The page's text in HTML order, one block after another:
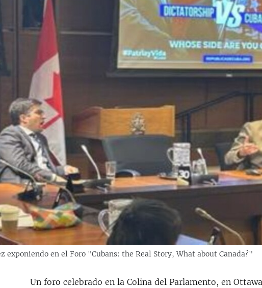
exponiendo en el Foro "Cubans: the Real Story, What about Canada?"
Un foro celebrado en la Colina del Parlamento, en